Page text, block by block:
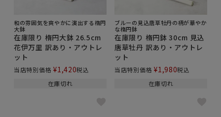
和の雰囲気を爽やかに演出する楕円
大鉢
在庫限り 楕円大鉢 26.5cm
花伊万里 訳あり・アウトレ
ット
当店特別価格 ¥1,420税込
在庫切れ
ブルーの見込唐草牡丹の柄が華やか
な楕円鉢
在庫限り 楕円鉢 30cm 見込
唐草牡丹 訳あり・アウトレ
ット
当店特別価格 ¥1,980税込
在庫切れ